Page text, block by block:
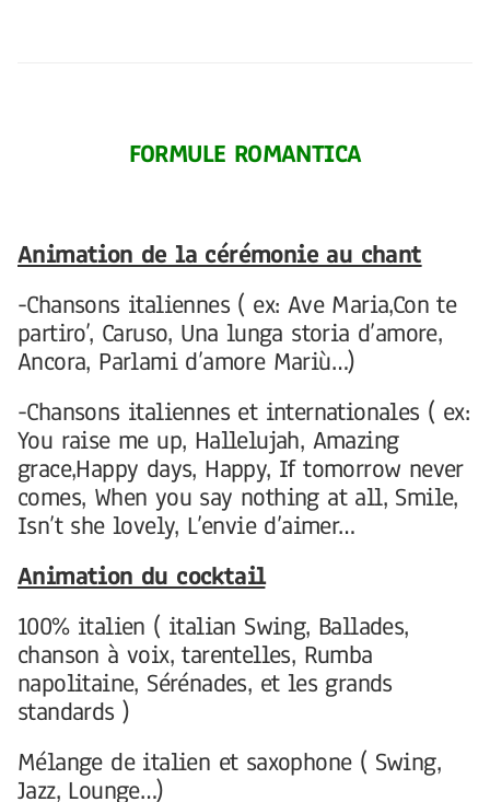
FORMULE ROMANTICA
Animation de la cérémonie au chant
-Chansons italiennes ( ex: Ave Maria,Con te
partiro’, Caruso, Una lunga storia d’amore,
Ancora, Parlami d’amore Mariù…)
-Chansons italiennes et internationales ( ex:
You raise me up, Hallelujah, Amazing
grace,Happy days, Happy, If tomorrow never
comes, When you say nothing at all, Smile,
Isn’t she lovely, L’envie d’aimer…
Animation du cocktail
100% italien ( italian Swing, Ballades,
chanson à voix, tarentelles, Rumba
napolitaine, Sérénades, et les grands
standards )
Mélange de italien et saxophone ( Swing,
Jazz, Lounge…)